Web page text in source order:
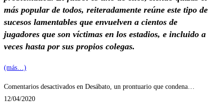
más popular de todos, reiteradamente reúne este tipo de
sucesos lamentables que envuelven a cientos de
jugadores que son víctimas en los estadios, e incluido a
veces hasta por sus propios colegas.
(más…)
Comentarios desactivados en Desábato, un prontuario que condena…
12/04/2020